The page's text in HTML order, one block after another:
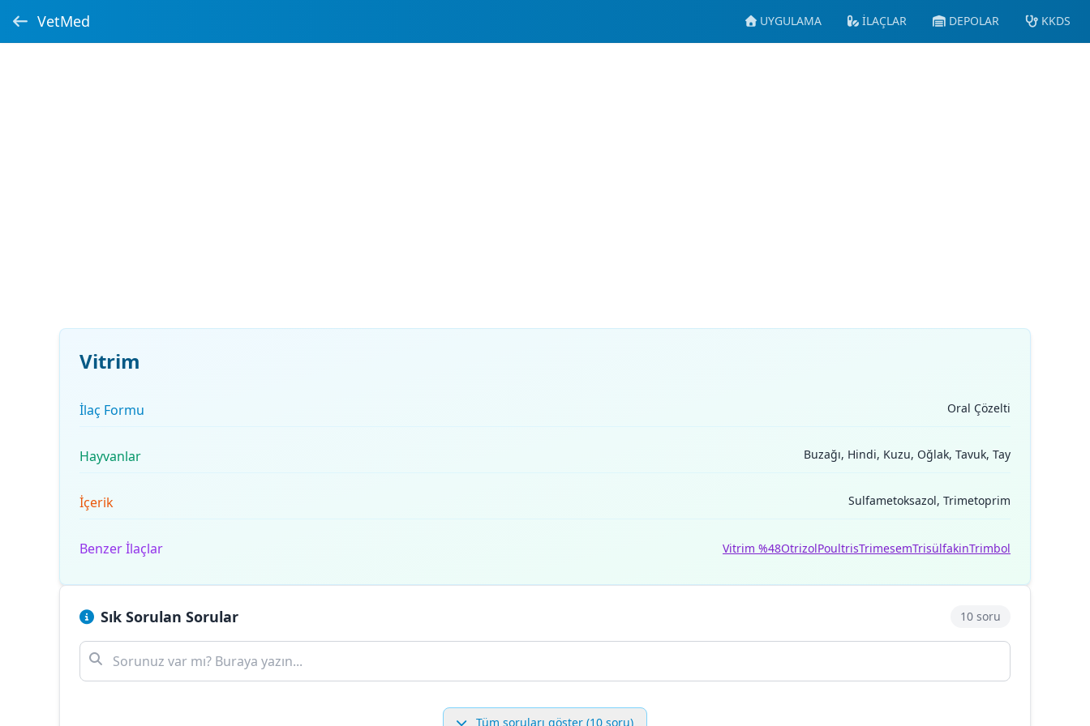
VetMed UYGULAMA İLAÇLAR DEPOLAR KKDS
Vitrim
İlaç Formu Oral Çözelti
Hayvanlar Buzağı, Hindi, Kuzu, Oğlak, Tavuk, Tay
İçerik Sulfametoksazol, Trimetoprim
Benzer İlaçlar Vitrim %48OtrizolPoultrisTrimesemTrisülfakinTrimbol
Sık Sorulan Sorular 10 soru
Tüm soruları göster (10 soru)